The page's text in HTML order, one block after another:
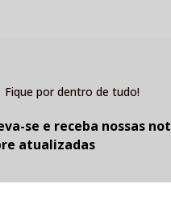
Fique por dentro de tudo!
se e receba nossas
atualizadas